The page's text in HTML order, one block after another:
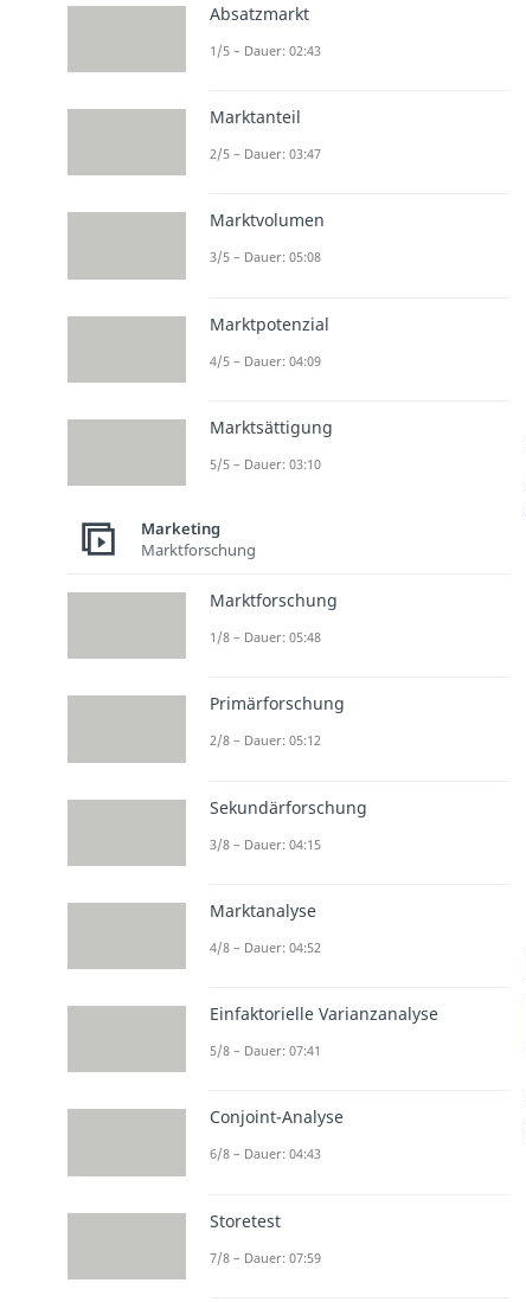
Absatzmarkt
1/5 – Dauer: 02:43
Marktanteil
2/5 – Dauer: 03:47
Marktvolumen
3/5 – Dauer: 05:08
Marktpotenzial
4/5 – Dauer: 04:09
Marktsättigung
5/5 – Dauer: 03:10
Marketing
Marktforschung
Marktforschung
1/8 – Dauer: 05:48
Primärforschung
2/8 – Dauer: 05:12
Sekundärforschung
3/8 – Dauer: 04:15
Marktanalyse
4/8 – Dauer: 04:52
Einfaktorielle Varianzanalyse
5/8 – Dauer: 07:41
Conjoint-Analyse
6/8 – Dauer: 04:43
Storetest
7/8 – Dauer: 07:59